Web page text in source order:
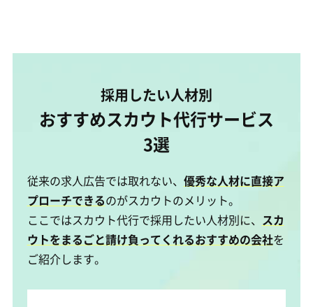
採用したい人材別
おすすめスカウト代行サービス
3選
従来の求人広告では取れない、 優秀な人材に直接ア
プローチできるのがスカウトのメリット。
ここではスカウト代行で採用したい人材別に、 スカ
ウトをまるごと請け負ってくれるおすすめの会社を
ご紹介します。